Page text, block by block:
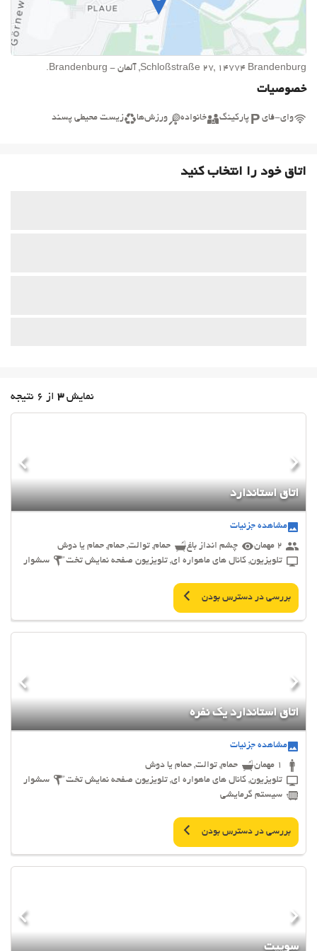
Schloßstraße 27, 14774 Brandenburg, آلمان - Brandenburg.
خصوصیات
وای-فای پارکینگ خانواده ورزش‌ها زیست محیطی پسند
اتاق خود را انتخاب کنید
نمایش3 از 6 نتیجه
اتاق استاندارد
مشاهده جزئیات
2 مهمان
چشم انداز باغ
حمام, توالت, حمام, حمام یا دوش
تلویزیون, کانال های ماهواره ای, تلویزیون صفحه نمایش تخت
سشوار
بررسی در دسترس بودن
اتاق استاندارد یک نفره
مشاهده جزئیات
1 مهمان
حمام, توالت, حمام یا دوش
تلویزیون, کانال های ماهواره ای, تلویزیون صفحه نمایش تخت
سشوار
سیستم گرمایشی
بررسی در دسترس بودن
سوییت